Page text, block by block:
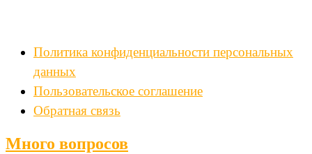
Политика конфиденциальности персональных
данных
Пользовательское соглашение
Обратная связь
Много вопросов